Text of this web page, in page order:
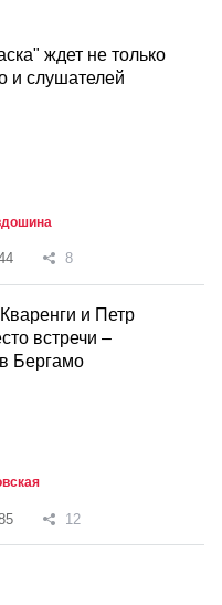
ждет не только
и слушателей
8
и Петр
встречи –
Бергамо
12